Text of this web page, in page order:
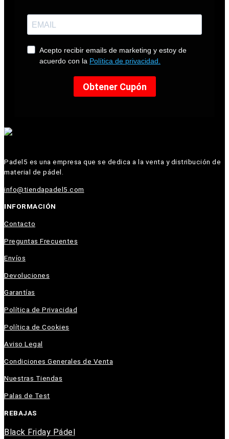
Padel5 es una empresa que se dedica a la venta y distribución de
material de pádel.
info@tiendapadel5.com
INFORMACIÓN
Contacto
Preguntas Frecuentes
Envíos
Devoluciones
Garantías
Política de Privacidad
Política de Cookies
Aviso Legal
Condiciones Generales de Venta
Nuestras Tiendas
Palas de Test
REBAJAS
Black Friday Pádel